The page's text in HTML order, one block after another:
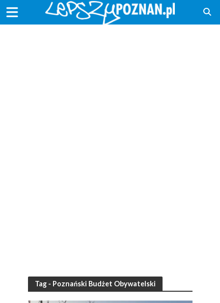
Tag - Poznański Budżet Obywatelski